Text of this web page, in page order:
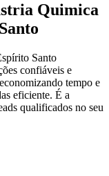
Quimica
Santo
confiáveis e
tempo e
eficiente. É a
qualificados no seu